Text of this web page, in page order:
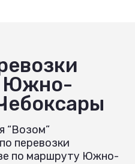
Южно-
“Возом”
перевозки
по маршруту Южно-